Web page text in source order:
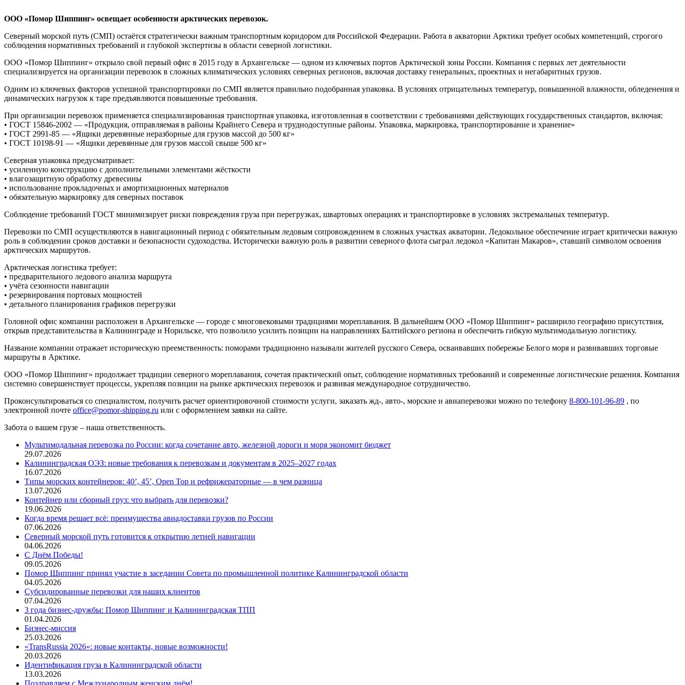
ООО «Помор Шиппинг» освещает особенности арктических перевозок.
Северный морской путь (СМП) остаётся стратегически важным транспортным коридором для Российской Федерации. Работа в акватории Арктики требует особых компетенций, строгого
соблюдения нормативных требований и глубокой экспертизы в области северной логистики.
ООО «Помор Шиппинг» открыло свой первый офис в 2015 году в Архангельске — одном из ключевых портов Арктической зоны России. Компания с первых лет деятельности
специализируется на организации перевозок в сложных климатических условиях северных регионов, включая доставку генеральных, проектных и негабаритных грузов.
Одним из ключевых факторов успешной транспортировки по СМП является правильно подобранная упаковка. В условиях отрицательных температур, повышенной влажности, обледенения и
динамических нагрузок к таре предъявляются повышенные требования.
При организации перевозок применяется специализированная транспортная упаковка, изготовленная в соответствии с требованиями действующих государственных стандартов, включая:
• ГОСТ 15846-2002 — «Продукция, отправляемая в районы Крайнего Севера и труднодоступные районы. Упаковка, маркировка, транспортирование и хранение»
• ГОСТ 2991-85 — «Ящики деревянные неразборные для грузов массой до 500 кг»
• ГОСТ 10198-91 — «Ящики деревянные для грузов массой свыше 500 кг»
Северная упаковка предусматривает:
• усиленную конструкцию с дополнительными элементами жёсткости
• влагозащитную обработку древесины
• использование прокладочных и амортизационных материалов
• обязательную маркировку для северных поставок
Соблюдение требований ГОСТ минимизирует риски повреждения груза при перегрузках, швартовых операциях и транспортировке в условиях экстремальных температур.
Перевозки по СМП осуществляются в навигационный период с обязательным ледовым сопровождением в сложных участках акватории. Ледокольное обеспечение играет критически важную
роль в соблюдении сроков доставки и безопасности судоходства. Исторически важную роль в развитии северного флота сыграл ледокол «Капитан Макаров», ставший символом освоения
арктических маршрутов.
Арктическая логистика требует:
• предварительного ледового анализа маршрута
• учёта сезонности навигации
• резервирования портовых мощностей
• детального планирования графиков перегрузки
Головной офис компании расположен в Архангельске — городе с многовековыми традициями мореплавания. В дальнейшем ООО «Помор Шиппинг» расширило географию присутствия,
открыв представительства в Калининграде и Норильске, что позволило усилить позиции на направлениях Балтийского региона и обеспечить гибкую мультимодальную логистику.
Название компании отражает историческую преемственность: поморами традиционно называли жителей русского Севера, осваивавших побережье Белого моря и развивавших торговые
маршруты в Арктике.
ООО «Помор Шиппинг» продолжает традиции северного мореплавания, сочетая практический опыт, соблюдение нормативных требований и современные логистические решения. Компания
системно совершенствует процессы, укрепляя позиции на рынке арктических перевозок и развивая международное сотрудничество.
Проконсультироваться со специалистом, получить расчет ориентировочной стоимости услуги, заказать жд-, авто-, морские и авиаперевозки можно по телефону 8-800-101-96-89 , по
электронной почте office@pomor-shipping.ru или с оформлением заявки на сайте.
Забота о вашем грузе – наша ответственность.
Мультимодальная перевозка по России: когда сочетание авто, железной дороги и моря экономит бюджет
29.07.2026
Калининградская ОЭЗ: новые требования к перевозкам и документам в 2025–2027 годах
16.07.2026
Типы морских контейнеров: 40’, 45’, Open Top и рефрижераторные — в чем разница
13.07.2026
Контейнер или сборный груз: что выбрать для перевозки?
19.06.2026
Когда время решает всё: преимущества авиадоставки грузов по России
07.06.2026
Северный морской путь готовится к открытию летней навигации
04.06.2026
С Днём Победы!
09.05.2026
Помор Шиппинг принял участие в заседании Совета по промышленной политике Калининградской области
04.05.2026
Субсидированные перевозки для наших клиентов
07.04.2026
3 года бизнес-дружбы: Помор Шиппинг и Калининградская ТПП
01.04.2026
Бизнес-миссия
25.03.2026
«TransRussia 2026»: новые контакты, новые возможности!
20.03.2026
Идентификация груза в Калининградской области
13.03.2026
Поздравляем с Международным женским днём!